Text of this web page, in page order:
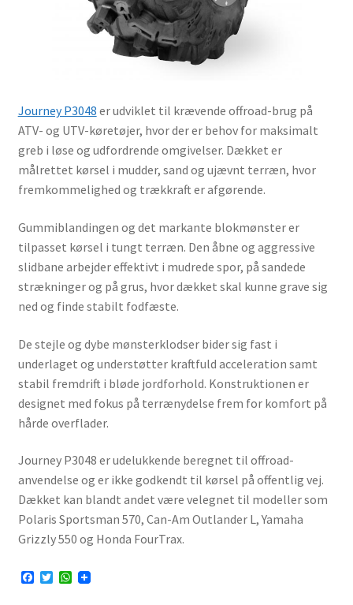
Journey P3048 er udviklet til krævende offroad-brug på
ATV- og UTV-køretøjer, hvor der er behov for maksimalt
greb i løse og udfordrende omgivelser. Dækket er
målrettet kørsel i mudder, sand og ujævnt terræn, hvor
fremkommelighed og trækkraft er afgørende.
Gummiblandingen og det markante blokmønster er
tilpasset kørsel i tungt terræn. Den åbne og aggressive
slidbane arbejder effektivt i mudrede spor, på sandede
strækninger og på grus, hvor dækket skal kunne grave sig
ned og finde stabilt fodfæste.
De stejle og dybe mønsterklodser bider sig fast i
underlaget og understøtter kraftfuld acceleration samt
stabil fremdrift i bløde jordforhold. Konstruktionen er
designet med fokus på terrænydelse frem for komfort på
hårde overflader.
Journey P3048 er udelukkende beregnet til offroad-
anvendelse og er ikke godkendt til kørsel på offentlig vej.
Dækket kan blandt andet være velegnet til modeller som
Polaris Sportsman 570, Can-Am Outlander L, Yamaha
Grizzly 550 og Honda FourTrax.
F
T
W